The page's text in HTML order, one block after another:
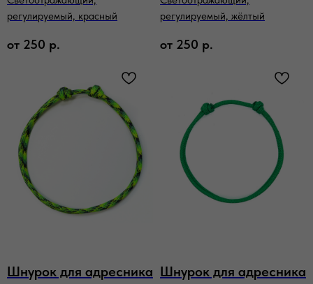
регулируемый, красный
от 250 р.
регулируемый, жёлтый
от 250 р.
Шнурок для адресника Шнурок для адресника